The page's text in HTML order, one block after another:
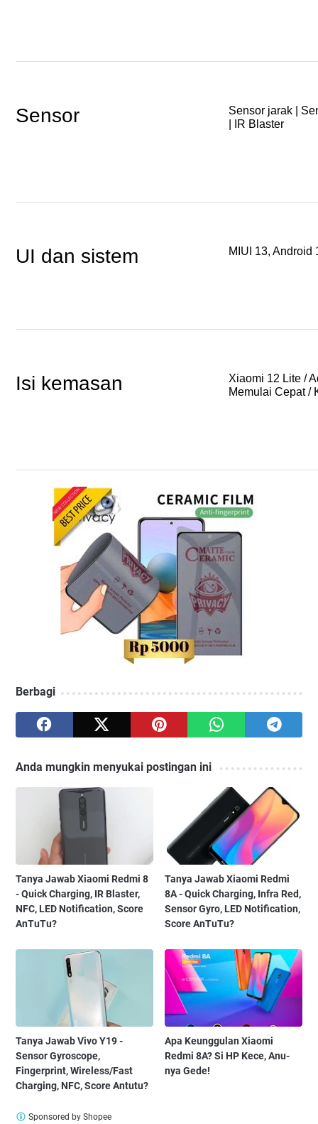
Sensor
Sensor jarak |
| IR Blaster
UI dan sistem MIUI 13, Android
Isi kemasan
Xiaomi 12 Lite /
Memulai Cepat /
Berbagi
Anda mungkin menyukai postingan ini
Tanya Jawab Xiaomi Redmi 8
- Quick Charging, IR Blaster,
NFC, LED Notification, Score
AnTuTu?
Tanya Jawab Xiaomi Redmi
8A - Quick Charging, Infra Red,
Sensor Gyro, LED Notification,
Score AnTuTu?
Tanya Jawab Vivo Y19 -
Sensor Gyroscope,
Fingerprint, Wireless/Fast
Charging, NFC, Score Antutu?
Apa Keunggulan Xiaomi
Redmi 8A? Si HP Kece, Anu-
nya Gede!
Sponsored by Shopee